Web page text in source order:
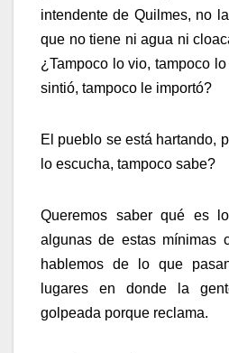
intendente de Quilmes, no
que no tiene ni agua ni
¿Tampoco lo vio, tampoco
sintió, tampoco le importó?
El pueblo se está hartando,
lo escucha, tampoco sabe?
Queremos saber qué es
algunas de estas mínimas
hablemos de lo que
lugares en donde la
golpeada porque reclama.